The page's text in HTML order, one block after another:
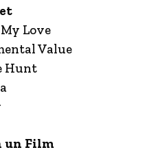
Love
Value
Hunt
un Film